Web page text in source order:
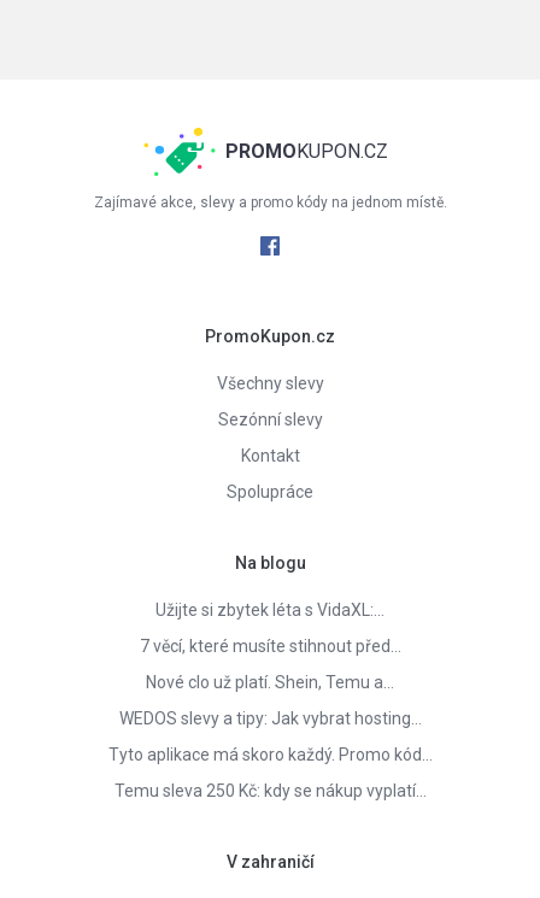
PROMOKUPON.CZ
Zajímavé akce, slevy a promo kódy na jednom místě.
PromoKupon.cz
Všechny slevy
Sezónní slevy
Kontakt
Spolupráce
Na blogu
Užijte si zbytek léta s VidaXL:…
7 věcí, které musíte stihnout před…
Nové clo už platí. Shein, Temu a…
WEDOS slevy a tipy: Jak vybrat hosting…
Tyto aplikace má skoro každý. Promo kód…
Temu sleva 250 Kč: kdy se nákup vyplatí…
V zahraničí